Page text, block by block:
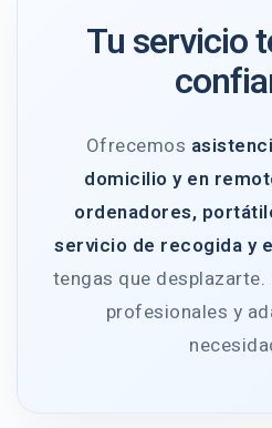
Tu servicio
Ofrecemos
domicilio y en
ordenadores,
servicio de recogida y
tengas que
profesionales y